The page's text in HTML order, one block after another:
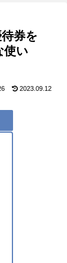
券を
使い
2023.09.12